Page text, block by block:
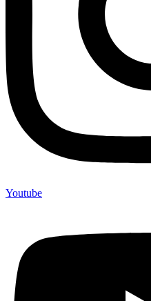
Youtube